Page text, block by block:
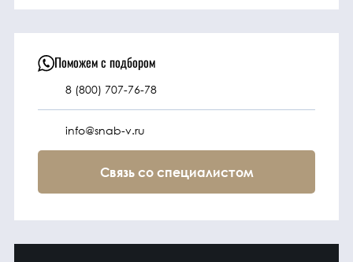
Электрическая
Под заказ
Поможем с подбором
8 (800) 707-76-78
info@snab-v.ru
Связь со специалистом